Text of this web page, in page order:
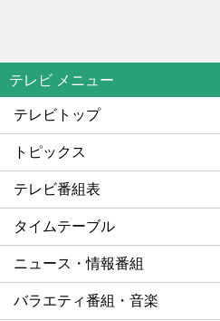
テレビ メニュー
テレビトップ
トピックス
テレビ番組表
タイムテーブル
ニュース・情報番組
バラエティ番組・音楽